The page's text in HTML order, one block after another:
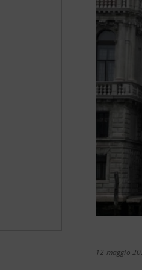
12 maggio